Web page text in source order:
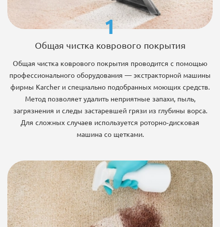
1
Общая чистка коврового покрытия
Общая чистка коврового покрытия проводится с помощью
профессионального оборудования — экстракторной машины
фирмы Karcher и специально подобранных моющих средств.
Метод позволяет удалить неприятные запахи, пыль,
загрязнения и следы застаревшей грязи из глубины ворса.
Для сложных случаев используется роторно-дисковая
машина со щетками.